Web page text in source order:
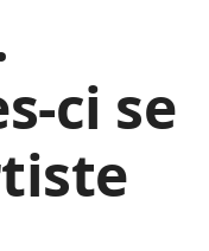
ci se